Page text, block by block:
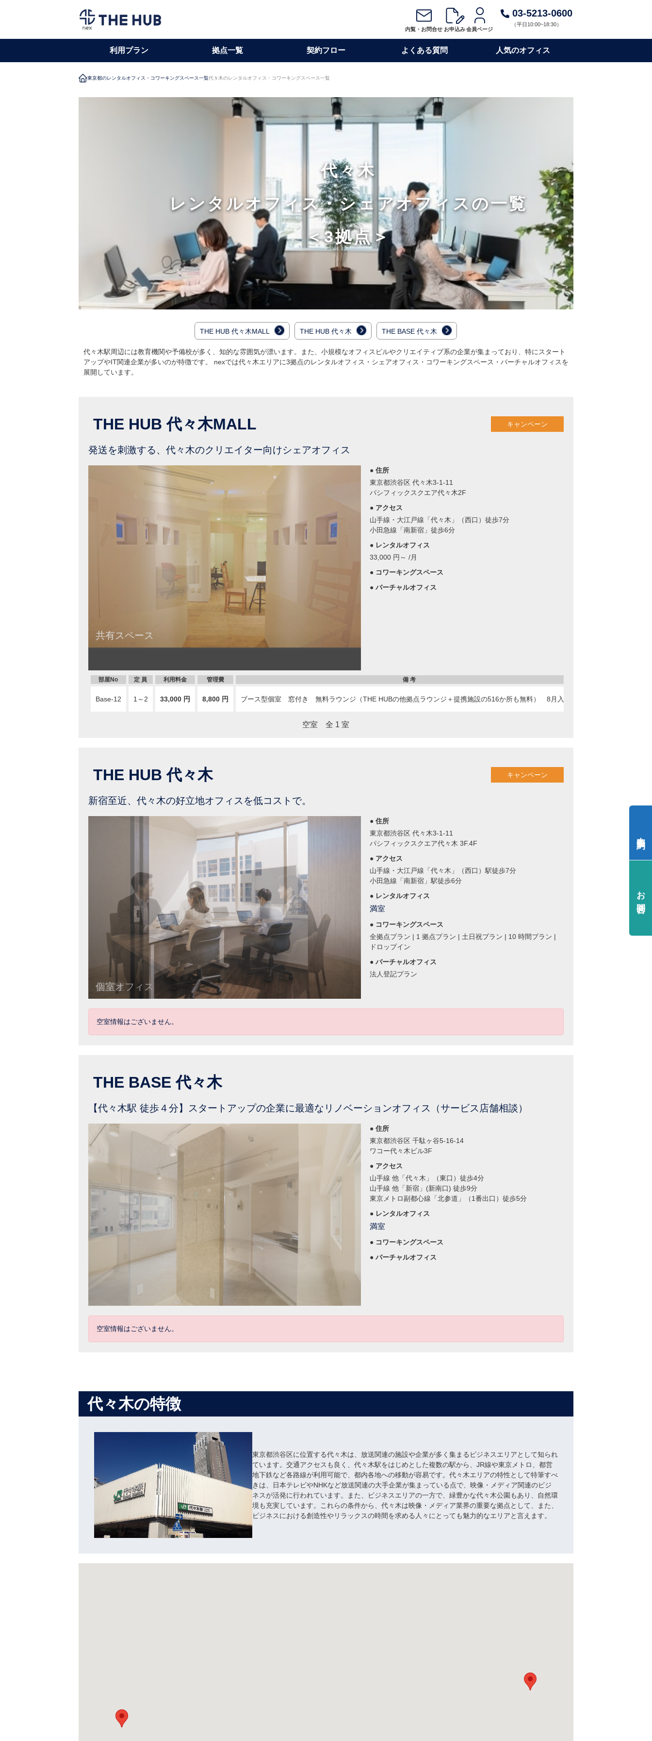
内覧・お問合せ お申込み 会員ページ
03-5213-0600
（平日10:00~18:30）
利用プラン 拠点一覧 契約フロー よくある質問 人気のオフィス
東京都のレンタルオフィス・コワーキングスペース一覧代々木のレンタルオフィス・コワーキングスペース一覧
代々木
レンタルオフィス・シェアオフィスの一覧
＜3拠点＞
THE HUB 代々木MALL THE HUB 代々木 THE BASE 代々木
代々木駅周辺には教育機関や予備校が多く、知的な雰囲気が漂います。また、小規模なオフィスビルやクリエイティブ系の企業が集まっており、特にスタート
アップやIT関連企業が多いのが特徴です。 nexでは代々木エリアに3拠点のレンタルオフィス・シェアオフィス・コワーキングスペース・バーチャルオフィスを
展開しています。
THE HUB 代々木MALL キャンペーン
発送を刺激する、代々木のクリエイター向けシェアオフィス
共有スペース
● 住所
東京都渋谷区 代々木3-1-11
パシフィックスクエア代々木2F
● アクセス
山手線・大江戸線「代々木」（西口）徒歩7分
小田急線「南新宿」徒歩6分
● レンタルオフィス
33,000 円～ /月
● コワーキングスペース
● バーチャルオフィス
部屋No 定 員 利用料金 管理費 備 考
Base-12 1～2 33,000 円 8,800 円 ブース型個室 窓付き 無料ラウンジ（THE HUBの他拠点ラウンジ＋提携施設の516か所も無料） 8月入居可
空室 全 1 室
THE HUB 代々木 キャンペーン
新宿至近、代々木の好立地オフィスを低コストで。
個室オフィス
● 住所
東京都渋谷区 代々木3-1-11
パシフィックスクエア代々木 3F.4F
● アクセス
山手線・大江戸線「代々木」（西口）駅徒歩7分
小田急線「南新宿」駅徒歩6分
● レンタルオフィス
満室
● コワーキングスペース
全拠点プラン | 1 拠点プラン | 土日祝プラン | 10 時間プラン |
ドロップイン
● バーチャルオフィス
法人登記プラン
空室情報はございません。
THE BASE 代々木
【代々木駅 徒歩４分】スタートアップの企業に最適なリノベーションオフィス（サービス店舗相談）
● 住所
東京都渋谷区 千駄ヶ谷5-16-14
ワコー代々木ビル3F
● アクセス
山手線 他「代々木」（東口）徒歩4分
山手線 他「新宿」(新南口) 徒歩9分
東京メトロ副都心線「北参道」（1番出口）徒歩5分
● レンタルオフィス
満室
● コワーキングスペース
● バーチャルオフィス
空室情報はございません。
代々木の特徴
東京都渋谷区に位置する代々木は、放送関連の施設や企業が多く集まるビジネスエリアとして知られ
ています。交通アクセスも良く、代々木駅をはじめとした複数の駅から、JR線や東京メトロ、都営
地下鉄など各路線が利用可能で、都内各地への移動が容易です。代々木エリアの特性として特筆すべ
きは、日本テレビやNHKなど放送関連の大手企業が集まっている点で、映像・メディア関連のビジ
ネスが活発に行われています。また、ビジネスエリアの一方で、緑豊かな代々木公園もあり、自然環
境も充実しています。これらの条件から、代々木は映像・メディア業界の重要な拠点として、また、
ビジネスにおける創造性やリラックスの時間を求める人々にとっても魅力的なエリアと言えます。
お問合せ